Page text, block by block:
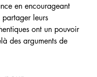
en encourageant
partager leurs
ont un pouvoir
des arguments de